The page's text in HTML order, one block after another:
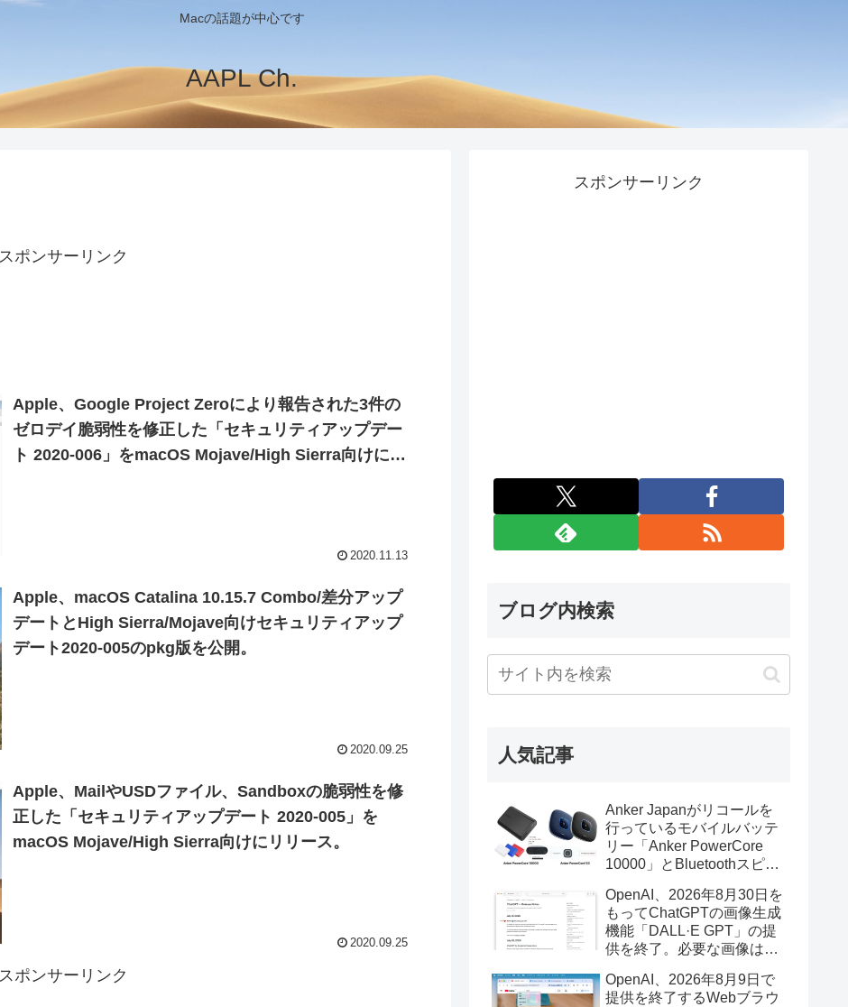
Macの話題が中心です
AAPL Ch.
スポンサーリンク
Apple、Google Project Zeroにより報告された3件の
ゼロデイ脆弱性を修正した「セキュリティアップデー
ト 2020-006」をmacOS Mojave/High Sierra向けに公
2020.11.13
Apple、macOS Catalina 10.15.7 Combo/差分アップ
デートとHigh Sierra/Mojave向けセキュリティアップ
デート2020-005のpkg版を公開。
2020.09.25
Apple、MailやUSDファイル、Sandboxの脆弱性を修
正した「セキュリティアップデート 2020-005」を
macOS Mojave/High Sierra向けにリリース。
2020.09.25
スポンサーリンク
スポンサーリンク
ブログ内検索
人気記事
Anker Japanがリコールを
行っているモバイルバッテ
リー「Anker PowerCore
10000」とBluetoothスピー
辺を焼損する火災が6月に3
件発生していたそうなので
注意を。
OpenAI、2026年8月30日を
もってChatGPTの画像生成
機能「DALL·E GPT」の提
供を終了。必要な画像は期
OpenAI、2026年8月9日で
提供を終了するWebブラウ